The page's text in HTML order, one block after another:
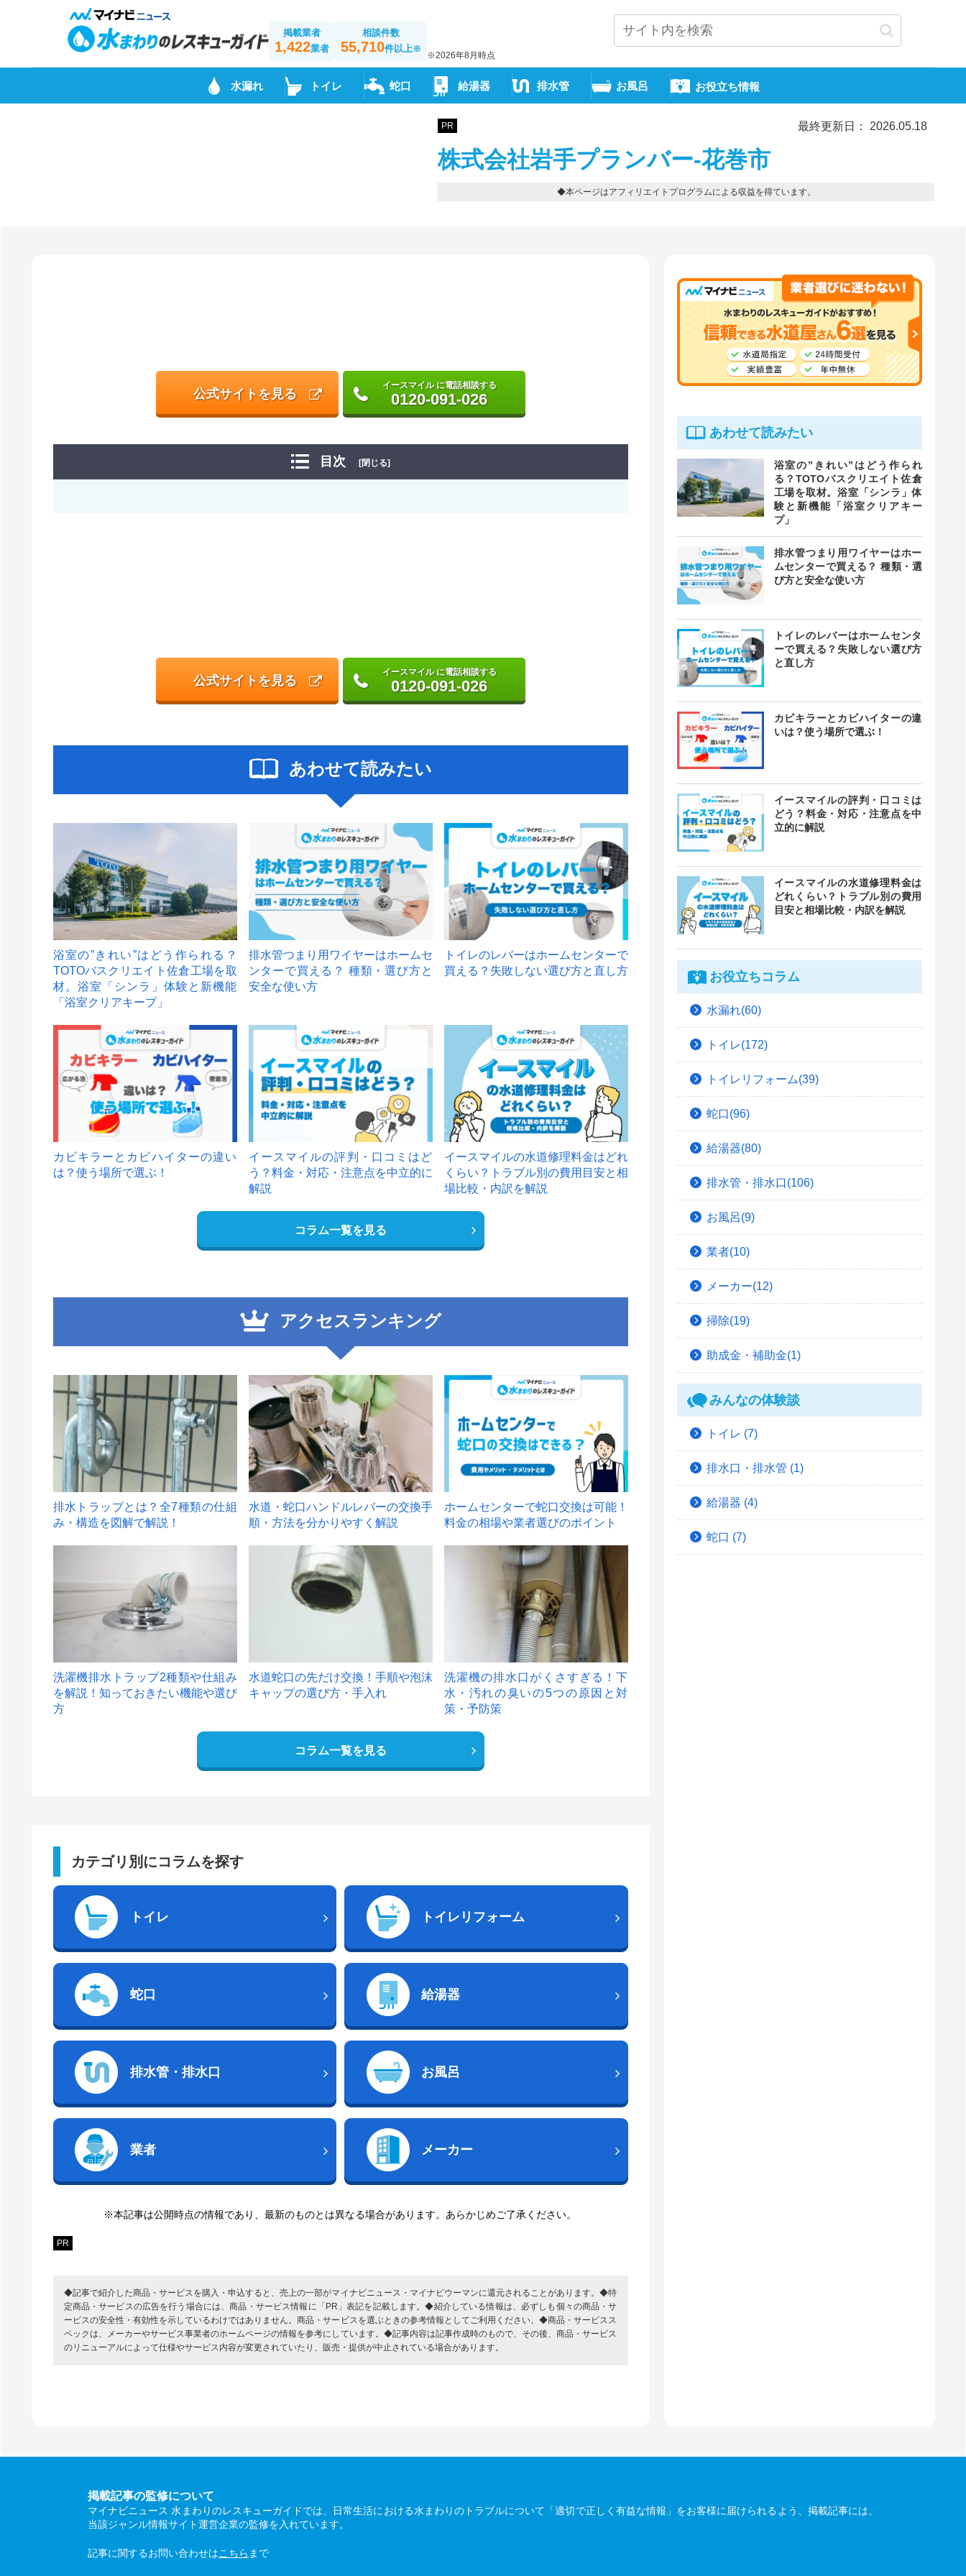
掲載業者
1,422業者
相談件数
55,710件以上※
※2026年8月時点
水漏れ トイレ 蛇口 給湯器 排水管 お風呂 お役立ち情報
PR 最終更新日： 2026.05.18
株式会社岩手プランバー-花巻市
◆本ページはアフィリエイトプログラムによる収益を得ています。
公式サイトを見る
イースマイル に電話相談する
0120-091-026
目次 [閉じる]
公式サイトを見る
イースマイル に電話相談する
0120-091-026
あわせて読みたい
浴室の”きれい”はどう作られる？
TOTOバスクリエイト佐倉工場を取
材。浴室「シンラ」体験と新機能
「浴室クリアキープ」
排水管つまり用ワイヤーはホームセ
ンターで買える？ 種類・選び方と
安全な使い方
トイレのレバーはホームセンターで
買える？失敗しない選び方と直し方
カビキラーとカビハイターの違い
は？使う場所で選ぶ！
イースマイルの評判・口コミはど
う？料金・対応・注意点を中立的に
解説
イースマイルの水道修理料金はどれ
くらい？トラブル別の費用目安と相
場比較・内訳を解説
コラム一覧を見る
アクセスランキング
1
排水トラップとは？全7種類の仕組
み・構造を図解で解説！
2
水道・蛇口ハンドルレバーの交換手
順・方法を分かりやすく解説
ホームセンターで蛇口交換は可能！
料金の相場や業者選びのポイント
洗濯機排水トラップ2種類や仕組み
を解説！知っておきたい機能や選び
方
水道蛇口の先だけ交換！手順や泡沫
キャップの選び方・手入れ
洗濯機の排水口がくさすぎる！下
水・汚れの臭いの5つの原因と対
策・予防策
コラム一覧を見る
カテゴリ別にコラムを探す
トイレ トイレリフォーム
蛇口 給湯器
排水管・排水口 お風呂
業者 メーカー
※本記事は公開時点の情報であり、最新のものとは異なる場合があります。あらかじめご了承ください。
PR
◆記事で紹介した商品・サービスを購入・申込すると、売上の一部がマイナビニュース・マイナビウーマンに還元されることがあります。◆特
定商品・サービスの広告を行う場合には、商品・サービス情報に「PR」表記を記載します。◆紹介している情報は、必ずしも個々の商品・サ
ービスの安全性・有効性を示しているわけではありません。商品・サービスを選ぶときの参考情報としてご利用ください。◆商品・サービスス
ペックは、メーカーやサービス事業者のホームページの情報を参考にしています。◆記事内容は記事作成時のもので、その後、商品・サービス
のリニューアルによって仕様やサービス内容が変更されていたり、販売・提供が中止されている場合があります。
あわせて読みたい
浴室の”きれい”はどう作られ
る？TOTOバスクリエイト佐倉
工場を取材。浴室「シンラ」体
験と新機能「浴室クリアキー
プ」
排水管つまり用ワイヤーはホー
ムセンターで買える？ 種類・選
び方と安全な使い方
トイレのレバーはホームセンタ
ーで買える？失敗しない選び方
と直し方
カビキラーとカビハイターの違
いは？使う場所で選ぶ！
イースマイルの評判・口コミは
どう？料金・対応・注意点を中
立的に解説
イースマイルの水道修理料金は
どれくらい？トラブル別の費用
目安と相場比較・内訳を解説
お役立ちコラム
水漏れ(60)
トイレ(172)
トイレリフォーム(39)
蛇口(96)
給湯器(80)
排水管・排水口(106)
お風呂(9)
業者(10)
メーカー(12)
掃除(19)
助成金・補助金(1)
みんなの体験談
トイレ (7)
排水口・排水管 (1)
給湯器 (4)
蛇口 (7)
掲載記事の監修について
マイナビニュース 水まわりのレスキューガイドでは、日常生活における水まわりのトラブルについて「適切で正しく有益な情報」をお客様に届けられるよう、掲載記事には、
当該ジャンル情報サイト運営企業の監修を入れています。
記事に関するお問い合わせはこちら まで